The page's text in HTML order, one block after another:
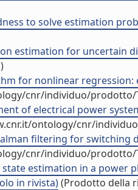
to solve estimation
estimation for uncertain
for nonlinear
cnr/individuo/prodotto/
of electrical power
ontology/cnr/
filtering for switching
cnr/individuo/prodotto/
estimation in a power
in rivista)(Prodotto della